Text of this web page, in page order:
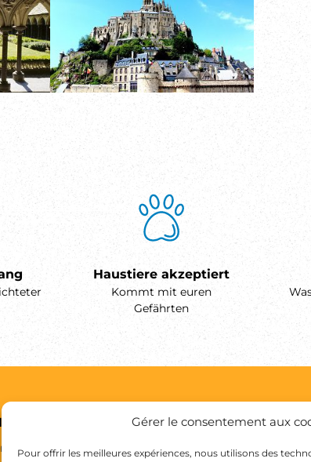
Gérer le consentement aux
Pour offrir les meilleures expériences, nous utilisons des
Haustiere akzeptiert
Kommt mit euren
Gefährten
Buchen
ERFAHREN
Geschäftsbedingungen